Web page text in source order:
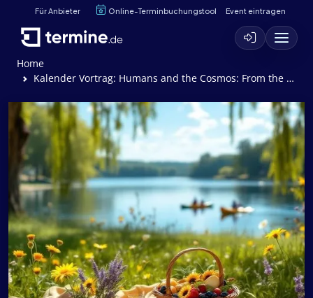
Für Anbieter Online-Terminbuchungstool Event eintragen
Home
Kalender Vortrag: Humans and the Cosmos: From the World Cave to the Big Bang